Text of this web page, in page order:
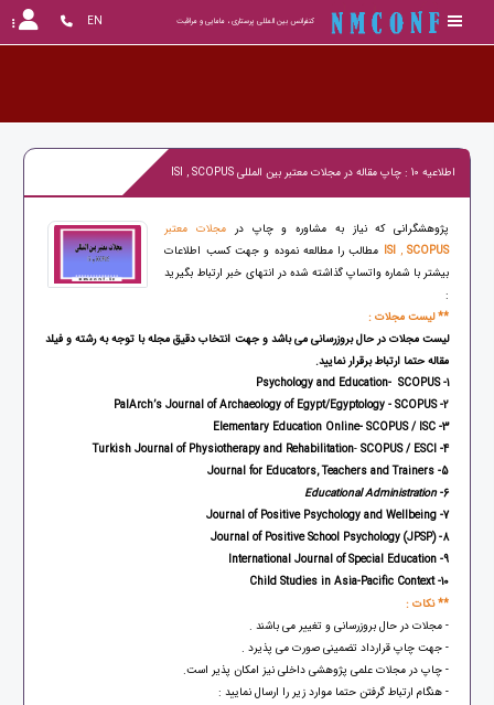
کنفرانس بین المللی پرستاری ، مامایی و مراقبت EN
اطلاعیه 10 : چاپ مقاله در مجلات معتبر بین المللی ISI , SCOPUS
پژوهشگرانی که نیاز به مشاوره و چاپ در مجلات معتبر
ISI ,SCOPUS
مطالب را مطالعه نموده و جهت کسب اطلاعات
بیشتر با شماره واتساپ گذاشته شده در انتهای خبر ارتباط بگیرید
:
** لیست مجلات :
لیست مجلات در حال بروزرسانی می باشد و جهت انتخاب دقیق مجله با توجه به رشته و فیلد
مقاله حتما ارتباط برقرار نمایید.
1- Psychology and Education-
SCOPUS
2- PalArch’s Journal of Archaeology of Egypt/Egyptology -
SCOPUS
3- Elementary Education Online-
SCOPUS / ISC
4- Turkish Journal of Physiotherapy and Rehabilitation
-SCOPUS / ESCI
5- Journal for Educators, Teachers and Trainers
6-
Educational Administration
7- Journal of Positive Psychology and Wellbeing
8- Journal of Positive School Psychology (JPSP)
9- International Journal of Special Education
10- Child Studies in Asia-Pacific Context
** نکات :
- مجلات در حال بروزرسانی و تغییر می باشند .
- جهت چاپ قرارداد تضمینی صورت می پذیرد .
- چاپ در مجلات علمی پژوهشی داخلی نیز امکان پذیر است.
- هنگام ارتباط گرفتن حتما موارد زیر را ارسال نمایید :